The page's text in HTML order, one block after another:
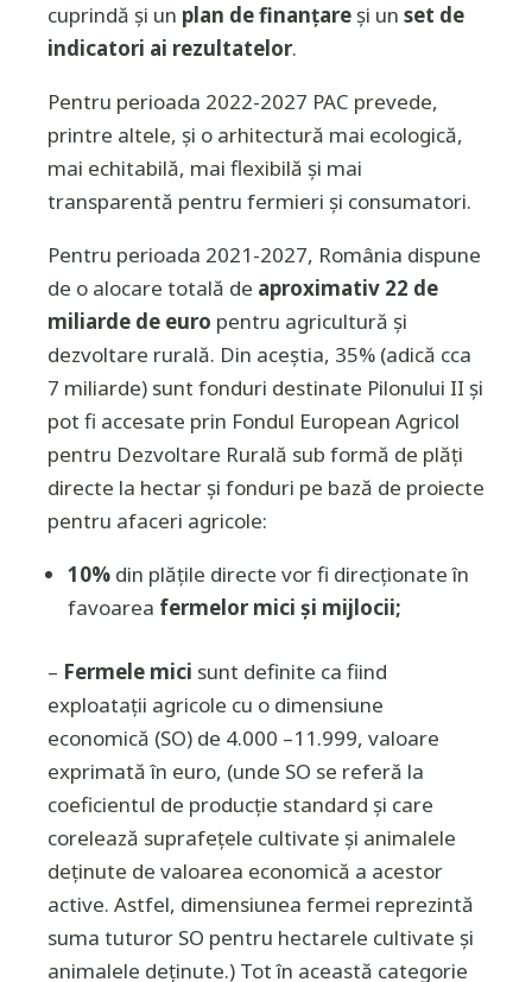
cuprindă și un plan de finanțare și un set de
indicatori ai rezultatelor.
Pentru perioada 2022-2027 PAC prevede,
printre altele, și o arhitectură mai ecologică,
mai echitabilă, mai flexibilă și mai
transparentă pentru fermieri și consumatori.
Pentru perioada 2021-2027, România dispune
de o alocare totală de aproximativ 22 de
miliarde de euro pentru agricultură și
dezvoltare rurală. Din aceștia, 35% (adică cca
7 miliarde) sunt fonduri destinate Pilonului II și
pot fi accesate prin Fondul European Agricol
pentru Dezvoltare Rurală sub formă de plăți
directe la hectar și fonduri pe bază de proiecte
pentru afaceri agricole:
10% din plățile directe vor fi direcționate în
favoarea fermelor mici și mijlocii;
– Fermele mici sunt definite ca fiind
exploatații agricole cu o dimensiune
economică (SO) de 4.000 –11.999, valoare
exprimată în euro, (unde SO se referă la
coeficientul de producție standard și care
corelează suprafețele cultivate și animalele
deținute de valoarea economică a acestor
active. Astfel, dimensiunea fermei reprezintă
suma tuturor SO pentru hectarele cultivate și
animalele deținute.) Tot în această categorie